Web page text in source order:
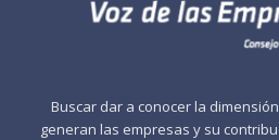
Buscar dar a conocer la
generan las empresas y su